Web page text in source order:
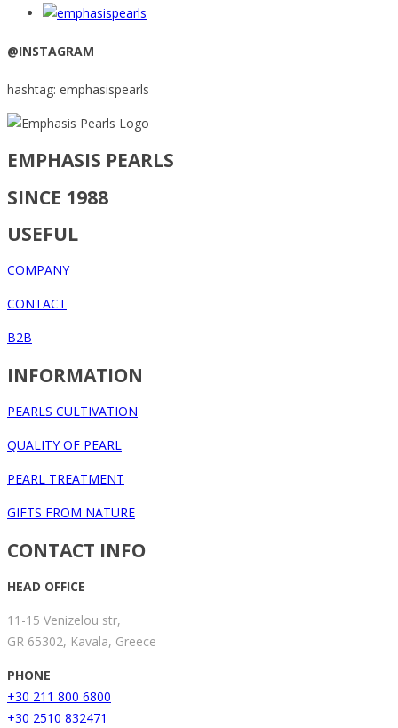
@INSTAGRAM
hashtag: emphasispearls
EMPHASIS PEARLS
SINCE 1988
USEFUL
COMPANY
CONTACT
B2B
INFORMATION
PEARLS CULTIVATION
QUALITY OF PEARL
PEARL TREATMENT
GIFTS FROM NATURE
CONTACT INFO
HEAD OFFICE
11-15 Venizelou str,
GR 65302, Kavala, Greece
PHONE
+30 211 800 6800
+30 2510 832471